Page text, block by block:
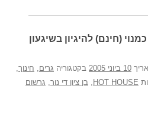
מנוי (חינם) להיגיון בשיגעון
10 ביוני 2005 בקטגוריה גרים, חינוך,
HOT HOUSE
, בן ציון די נור, גרשום